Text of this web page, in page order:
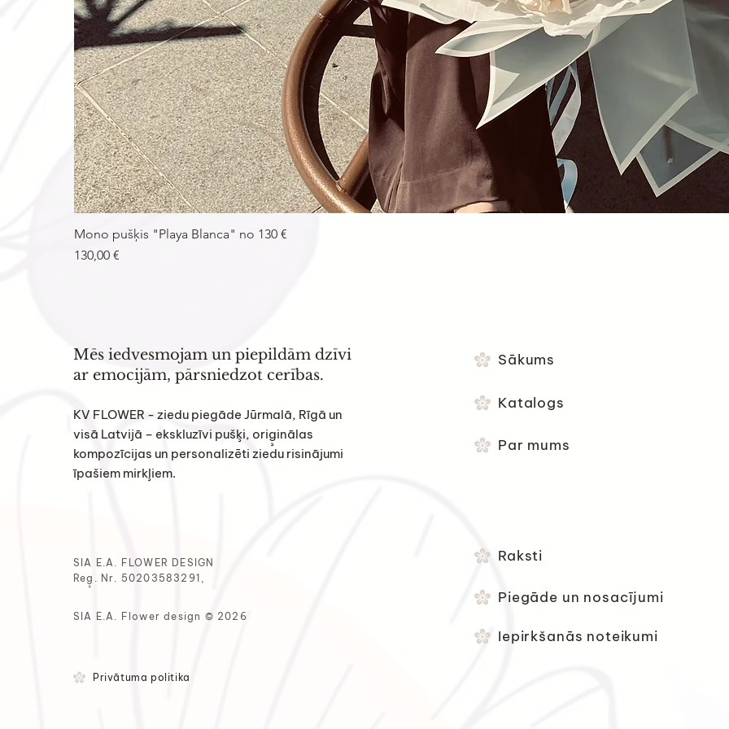
Mono pušķis "Playa Blanca" no 130 €
Cena
130,00 €
Mēs iedvesmojam un piepildām dzīvi
ar emocijām, pārsniedzot cerības.
KV FLOWER - ziedu piegāde Jūrmalā, Rīgā un
visā Latvijā – ekskluzīvi pušķi, oriģinālas
kompozīcijas un personalizēti ziedu risinājumi
īpašiem mirkļiem.
SIA E.A. FLOWER DESIGN
Reģ. Nr. 50203583291,
SIA E.A. Flower design © 2026
Privātuma politika
Sākums
Katalogs
Par mums
Raksti
Piegāde un nosacījumi
Iepirkšanās noteikumi